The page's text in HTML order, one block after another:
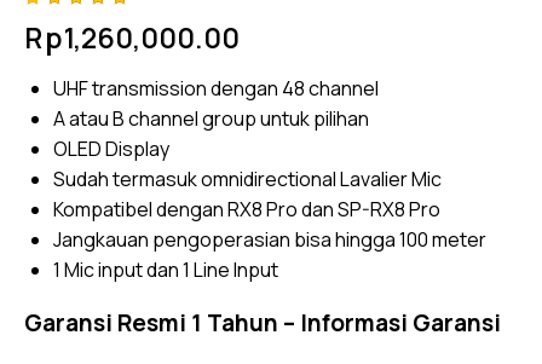
5.00
out
of 5
on
r
ratings
Rp1,260,000.00
UHF transmission dengan 48 channel
A atau B channel group untuk pilihan
OLED Display
Sudah termasuk omnidirectional Lavalier Mic
Kompatibel dengan RX8 Pro dan SP-RX8 Pro
Jangkauan pengoperasian bisa hingga 100 meter
1 Mic input dan 1 Line Input
Garansi Resmi 1 Tahun – Informasi Garansi